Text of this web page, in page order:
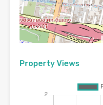
Property Views